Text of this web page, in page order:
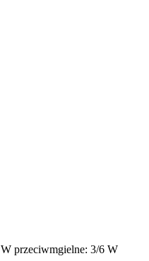
przeciwmgielne: 3/6 W